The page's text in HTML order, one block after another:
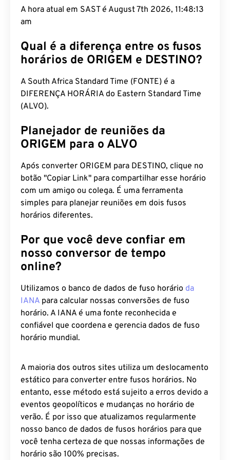
A hora atual em SAST é August 7th 2026, 11:48:14
am
Qual é a diferença entre os fusos
horários de ORIGEM e DESTINO?
A South Africa Standard Time (FONTE) é a
DIFERENÇA HORÁRIA do Eastern Standard Time
(ALVO).
Planejador de reuniões da
ORIGEM para o ALVO
Após converter ORIGEM para DESTINO, clique no
botão "Copiar Link" para compartilhar esse horário
com um amigo ou colega. É uma ferramenta
simples para planejar reuniões em dois fusos
horários diferentes.
Por que você deve confiar em
nosso conversor de tempo
online?
Utilizamos o banco de dados de fuso horário da
IANA para calcular nossas conversões de fuso
horário. A IANA é uma fonte reconhecida e
confiável que coordena e gerencia dados de fuso
horário mundial.
A maioria dos outros sites utiliza um deslocamento
estático para converter entre fusos horários. No
entanto, esse método está sujeito a erros devido a
eventos geopolíticos e mudanças no horário de
verão. É por isso que atualizamos regularmente
nosso banco de dados de fusos horários para que
você tenha certeza de que nossas informações de
horário são 100% precisas.